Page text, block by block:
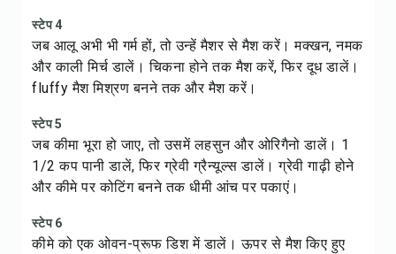
स्टेप 4
जब आलू अभी भी गर्म हों, तो उन्हें मैशर से मैश करें। मक्खन, नमक
और काली मिर्च डालें। चिकना होने तक मैश करें, फिर दूध डालें।
fluffy मैश मिश्रण बनने तक और मैश करें।
स्टेप 5
जब कीमा भूरा हो जाए, तो उसमें लहसुन और ओरिगैनो डालें। 1
1/2 कप पानी डालें, फिर ग्रेवी ग्रैन्यूल्स डालें। ग्रेवी गाढ़ी होने
और कीमे पर कोटिंग बनने तक धीमी आंच पर पकाएं।
स्टेप 6
कीमे को एक ओवन-प्रूफ डिश में डालें। ऊपर से मैश किए हुए